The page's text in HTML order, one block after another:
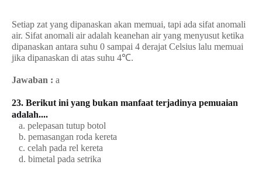
Setiap zat yang dipanaskan akan memuai, tapi ada sifat anomali
air. Sifat anomali air adalah keanehan air yang menyusut ketika
dipanaskan antara suhu 0 sampai 4 derajat Celsius lalu memuai
jika dipanaskan di atas suhu 4℃.
Jawaban : a
23. Berikut ini yang bukan manfaat terjadinya pemuaian
adalah....
a. pelepasan tutup botol
b. pemasangan roda kereta
c. celah pada rel kereta
d. bimetal pada setrika